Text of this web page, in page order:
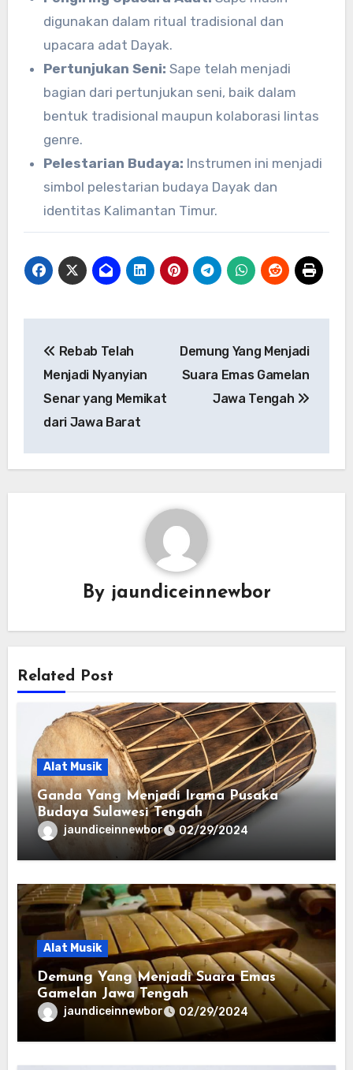
digunakan dalam ritual tradisional dan
upacara adat Dayak.
Pertunjukan Seni: Sape telah menjadi
bagian dari pertunjukan seni, baik dalam
bentuk tradisional maupun kolaborasi lintas
genre.
Pelestarian Budaya: Instrumen ini menjadi
simbol pelestarian budaya Dayak dan
identitas Kalimantan Timur.
pos
Rebab Telah
Menjadi Nyanyian
Senar yang Memikat
dari Jawa Barat
Demung Yang Menjadi
Suara Emas Gamelan
Jawa Tengah
By jaundiceinnewbor
Related Post
Alat Musik
Ganda Yang Menjadi Irama Pusaka
Budaya Sulawesi Tengah
jaundiceinnewbor 02/29/2024
Alat Musik
Demung Yang Menjadi Suara Emas
Gamelan Jawa Tengah
jaundiceinnewbor 02/29/2024